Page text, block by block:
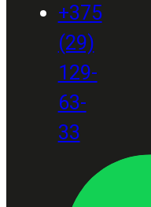
+375
(29)
129-
63-
33